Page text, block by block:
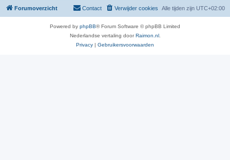
Forumoverzicht Alle tijden zijn UTC+02:00
Verwijder cookies
Contact
Powered by phpBB® Forum Software © phpBB Limited
Nederlandse vertaling doorRaimon.nl.
Privacy | Gebruikersvoorwaarden